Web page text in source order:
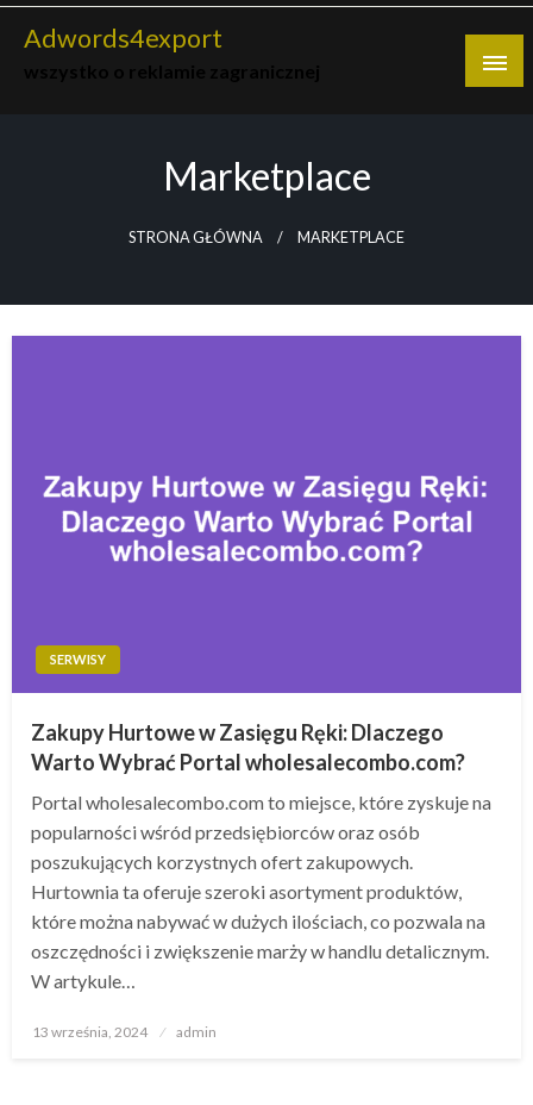
Skip
Adwords4export
Marketplace
STRONA GŁÓWNA MARKETPLACE
SERWISY
Zakupy Hurtowe w Zasięgu Ręki: Dlaczego
Warto Wybrać Portal wholesalecombo.com?
Portal wholesalecombo.com to miejsce, które zyskuje na
popularności wśród przedsiębiorców oraz osób
poszukujących korzystnych ofert zakupowych.
Hurtownia ta oferuje szeroki asortyment produktów,
które można nabywać w dużych ilościach, co pozwala na
oszczędności i zwiększenie marży w handlu detalicznym.
W artykule…
Opublikowane
13 września, 2024 admin